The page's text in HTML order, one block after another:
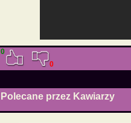
0
0
Polecane przez Kawiarzy